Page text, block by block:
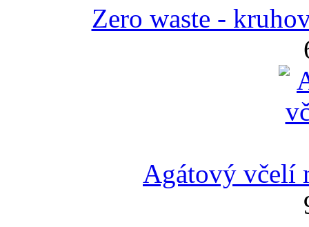
Zero waste -
Agátový včelí